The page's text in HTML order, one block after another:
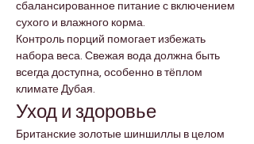
сбалансированное питание с включением
сухого и влажного корма.
Контроль порций помогает избежать
набора веса. Свежая вода должна быть
всегда доступна, особенно в тёплом
климате Дубая.
Уход и здоровье
Британские золотые шиншиллы в целом